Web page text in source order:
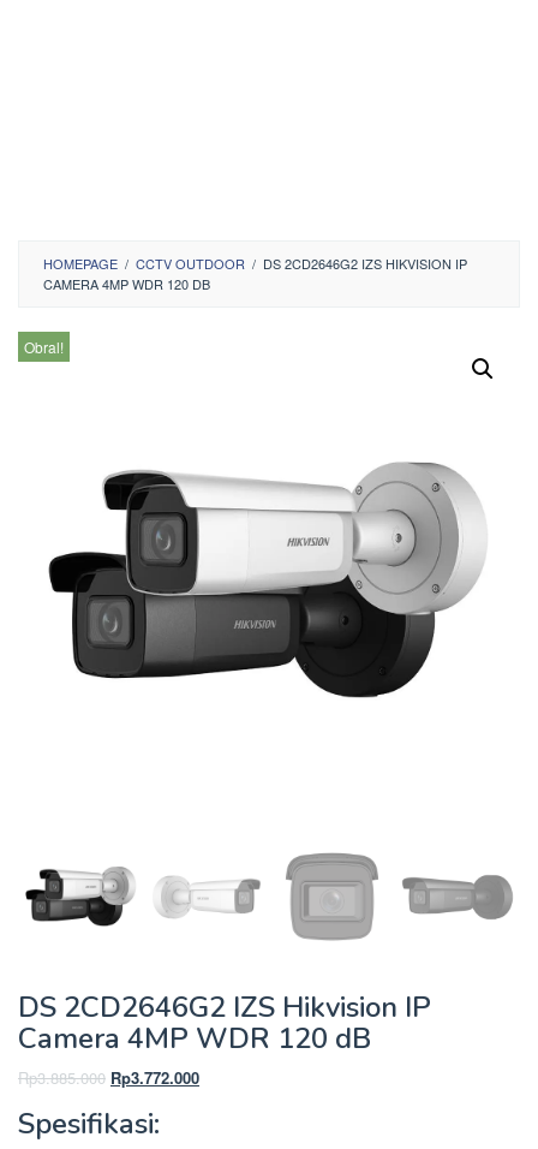
HOMEPAGE / CCTV OUTDOOR / DS 2CD2646G2 IZS HIKVISION IP
CAMERA 4MP WDR 120 DB
Obral!
DS 2CD2646G2 IZS Hikvision IP
Camera 4MP WDR 120 dB
Rp3.885.000 Harga
adalah:
Rp3.772.000Harga
Spesifikasi: